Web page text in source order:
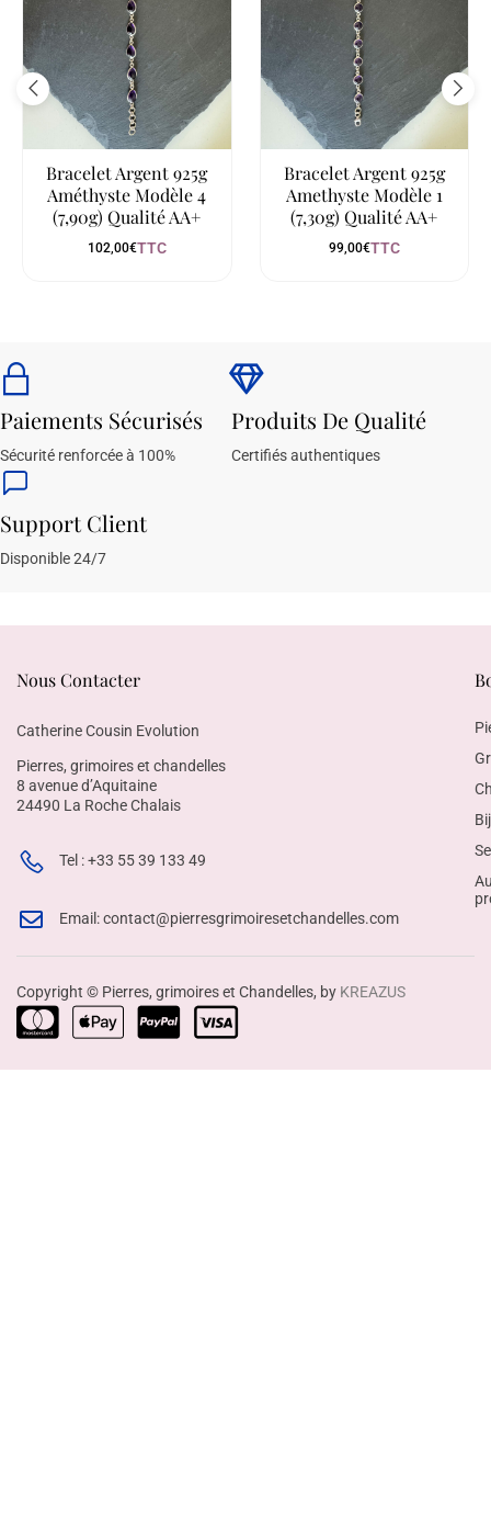
Bracelet Argent 925g
Améthyste Modèle 4
(7,90g) Qualité AA+
102,00€TTC
Bracelet Argent 925g
Amethyste Modèle 1
(7,30g) Qualité AA+
99,00€TTC
Paiements Sécurisés
Sécurité renforcée à 100%
Produits De Qualité
Certifiés authentiques
Support Client
Disponible 24/7
Nous Contacter
Catherine Cousin Evolution
Pierres, grimoires et chandelles
8 avenue d’Aquitaine
24490 La Roche Chalais
Tel : +33 55 39 133 49
Email: contact@pierresgrimoiresetchandelles.com
Copyright © Pierres, grimoires et Chandelles, by KREAZUS